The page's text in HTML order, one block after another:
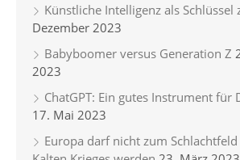
Künstliche Intelligenz als Schlüssel
Dezember 2023
Babyboomer versus Generation Z
2023
ChatGPT: Ein gutes Instrument für
17. Mai 2023
Europa darf nicht zum